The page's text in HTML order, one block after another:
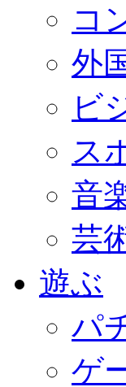
コ
外
ビ
ス
音
芸
遊ぶ
パ
ゲ